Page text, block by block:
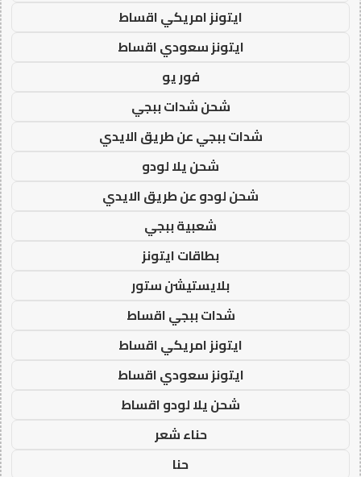
ايتونز امريكي اقساط
ايتونز سعودي اقساط
فور يو
شحن شدات ببجي
شدات ببجي عن طريق الايدي
شحن يلا لودو
شحن لودو عن طريق الايدي
شعبية ببجي
بطاقات ايتونز
بلايستيشن ستور
شدات ببجي اقساط
ايتونز امريكي اقساط
ايتونز سعودي اقساط
شحن يلا لودو اقساط
حناء شعر
حنا